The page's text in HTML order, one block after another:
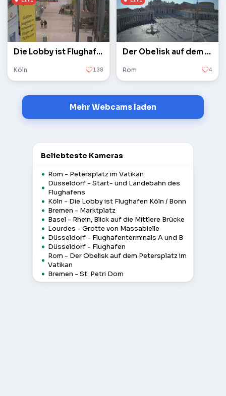
Die Lobby ist Flughafen Köln / Bonn
Köln 138
Der Obelisk auf dem Petersplatz im Vatikan
Rom 4
Mehr Webcams laden
Beliebteste Kameras
Rom - Petersplatz im Vatikan
Düsseldorf - Start- und Landebahn des
Flughafens
Köln - Die Lobby ist Flughafen Köln / Bonn
Bremen - Marktplatz
Basel - Rhein, Blick auf die Mittlere Brücke
Lourdes - Grotte von Massabielle
Düsseldorf - Flughafenterminals A und B
Düsseldorf - Flughafen
Rom - Der Obelisk auf dem Petersplatz im
Vatikan
Bremen - St. Petri Dom